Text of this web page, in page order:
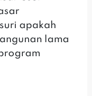
apakah
lama